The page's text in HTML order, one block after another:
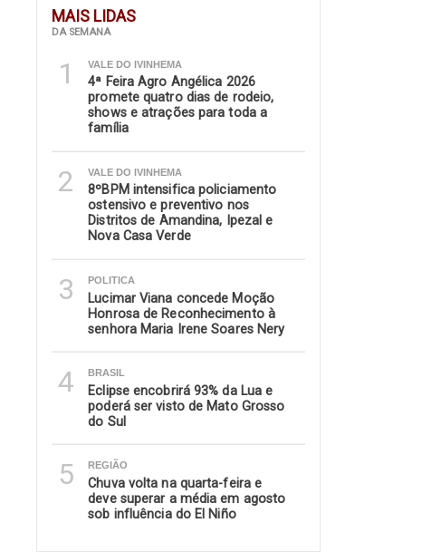
MAIS LIDAS
DA SEMANA
1 VALE DO IVINHEMA
4ª Feira Agro Angélica 2026
promete quatro dias de rodeio,
shows e atrações para toda a
família
2 VALE DO IVINHEMA
8ºBPM intensifica policiamento
ostensivo e preventivo nos
Distritos de Amandina, Ipezal e
Nova Casa Verde
3 POLITICA
Lucimar Viana concede Moção
Honrosa de Reconhecimento à
senhora Maria Irene Soares Nery
4 BRASIL
Eclipse encobrirá 93% da Lua e
poderá ser visto de Mato Grosso
do Sul
5 REGIÃO
Chuva volta na quarta-feira e
deve superar a média em agosto
sob influência do El Niño